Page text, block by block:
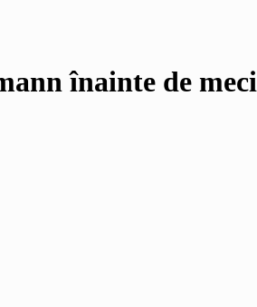
înainte de meci